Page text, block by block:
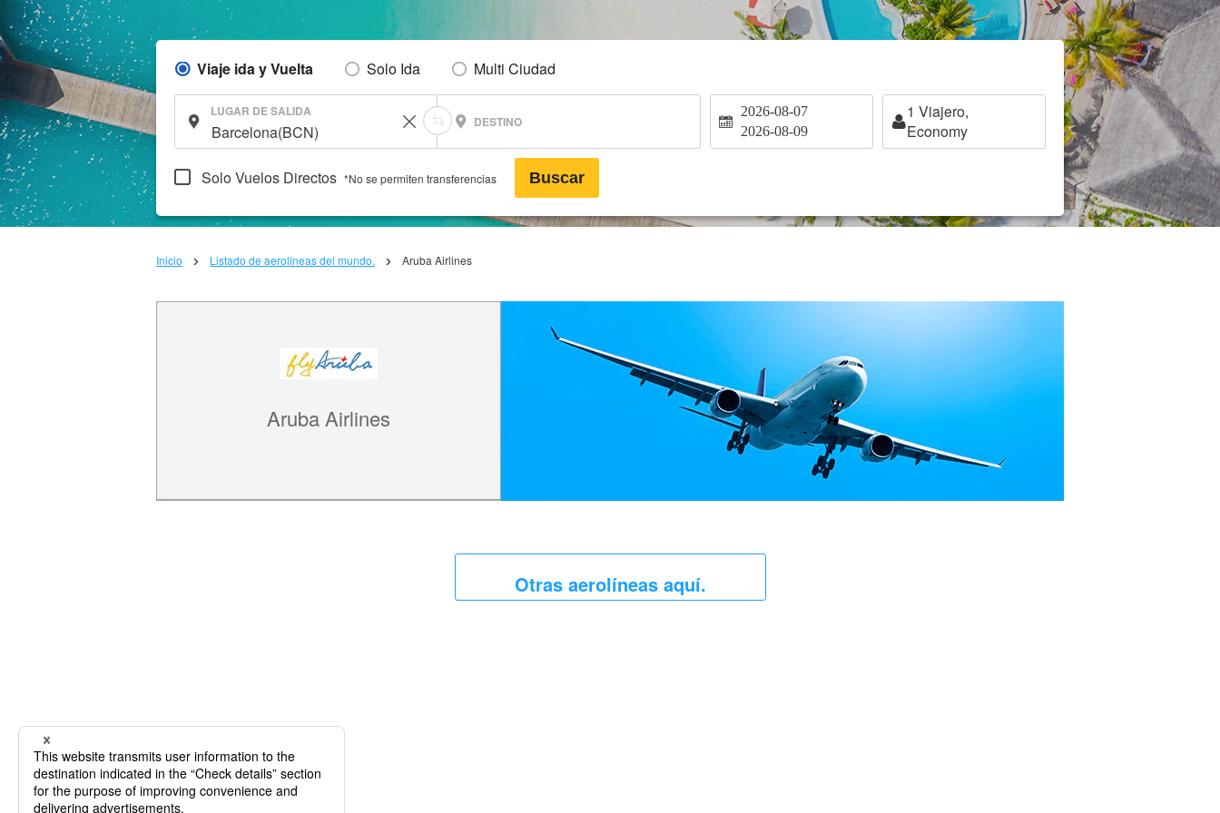
Viaje ida y Vuelta Solo Ida Multi Ciudad
LUGAR DE SALIDA
DESTINO
2026-08-07
2026-08-09
1 Viajero,
Economy
Solo Vuelos Directos *No se permiten transferencias Buscar
Inicio Listado de aerolíneas del mundo. Aruba Airlines
Aruba Airlines
Otras aerolíneas aquí.